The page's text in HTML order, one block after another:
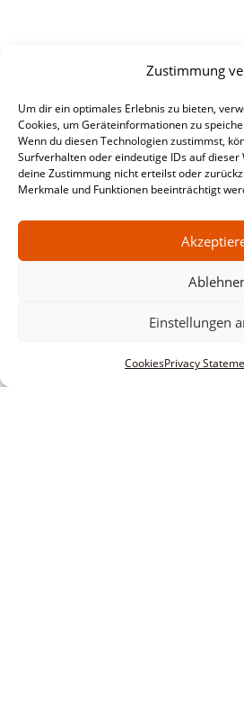
Zustimmung
Um dir ein optimales Erlebnis zu bieten,
Cookies, um Geräteinformationen zu
Wenn du diesen Technologien zustimmst,
Surfverhalten oder eindeutige IDs auf
deine Zustimmung nicht erteilst oder
Merkmale und Funktionen beeinträchtigt
Einstellungen
CookiesPrivacy